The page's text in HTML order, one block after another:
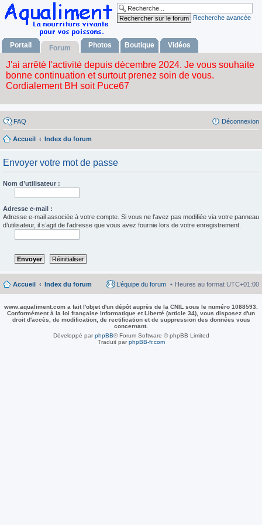
Recherche avancée
Portail Forum Photos Boutique Vidéos
FAQ Déconnexion
Accueil Index du forum
Envoyer votre mot de passe
Nom d’utilisateur :
Adresse e-mail :
Adresse e-mail associée à votre compte. Si vous ne l’avez pas modifiée via votre panneau
d’utilisateur, il s’agit de l’adresse que vous avez fournie lors de votre enregistrement.
Accueil Index du forum Heures au format UTC+01:00
L’équipe du forum
www.aqualiment.com a fait l'objet d'un dépôt auprès de la CNIL sous le numéro 1088593.
Conformément à la loi française Informatique et Liberté (article 34), vous disposez d'un
droit d'accès, de modification, de rectification et de suppression des données vous
concernant.
Développé parphpBB® Forum Software © phpBB Limited
Traduit parphpBB-fr.com